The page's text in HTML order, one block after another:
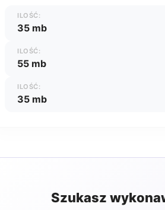
ILOŚĆ:
35 mb
ILOŚĆ:
55 mb
ILOŚĆ:
35 mb
Szukasz